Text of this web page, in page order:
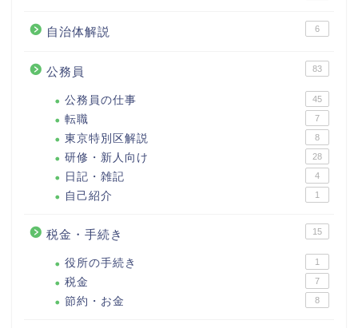
自治体解説 6
公務員 83
公務員の仕事 45
転職 7
東京特別区解説 8
研修・新人向け 28
日記・雑記 4
自己紹介 1
税金・手続き 15
役所の手続き 1
税金 7
節約・お金 8